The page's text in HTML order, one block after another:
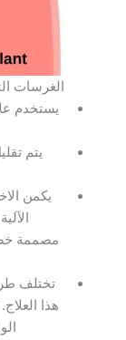
التقليدية
يستخدم علاج الزرع
يكمن الاختلاف
الآلية؛
مصممة خصيصًا لربط
تختلف طرق التطبيق،
هذا العلاج. تتطلب
الواحدة